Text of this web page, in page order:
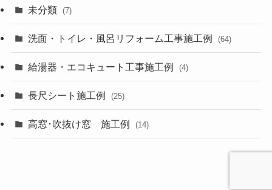
未分類 (7)
洗面・トイレ・風呂リフォーム工事施工例 (64)
給湯器・エコキュート工事施工例 (4)
長尺シート施工例 (25)
高窓･吹抜け窓 施工例 (14)